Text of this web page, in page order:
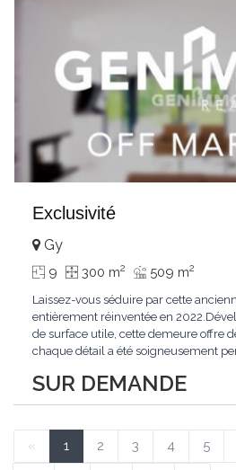
Exclusivité
SUR DEMANDE
Gy
9 300 m2 509 m2
Laissez-vous séduire par cette
entièrement réinventée en
de surface utile, cette demeure offre
chaque détail a été soigneusement
contemporaines. Sa distribution
été conçue pour répondre...
« 1 2 3 4 5